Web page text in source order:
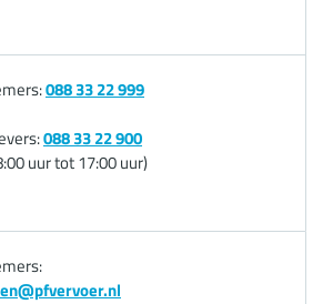
088 33 22 999
088 33 22 900
uur tot 17:00 uur)